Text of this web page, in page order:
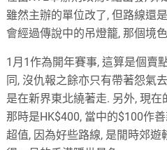
雖然主辦的單位改了, 但路線還
會經過傳說中的吊燈籠, 那個境
1月1作為開年賽事, 這算是個賣
同, 沒仇報之餘亦只有帶著怨氣
是在新界東北繞著走. 另外, 現
那時是HK$400, 當中的$100作
超值, 因為好些路線, 是閒時郊